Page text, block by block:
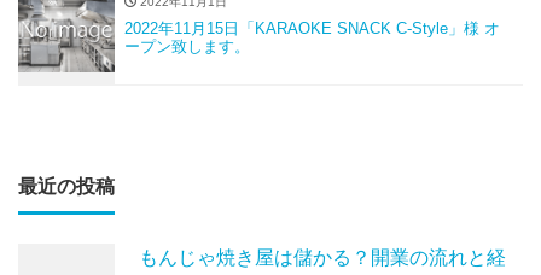
2022年11月15日「KARAOKE SNACK C-Style」様 オ
ープン致します。
最近の投稿
もんじゃ焼き屋は儲かる？開業の流れと経